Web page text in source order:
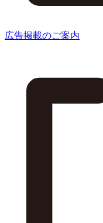
広告掲載のご案内